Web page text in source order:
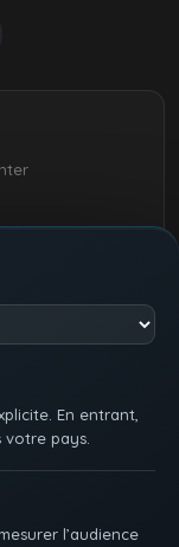
En entrant,
votre pays.
l’audience